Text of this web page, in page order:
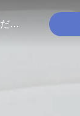
連絡 ください